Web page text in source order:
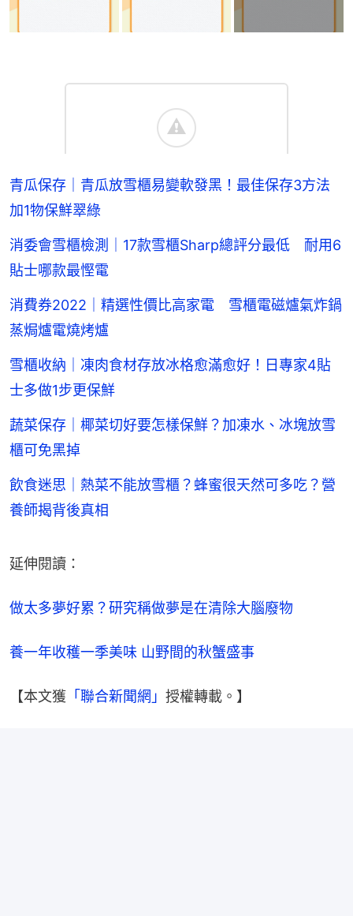
青瓜保存｜青瓜放雪櫃易變軟發黑！最佳保存3方法
加1物保鮮翠綠
消委會雪櫃檢測｜17款雪櫃Sharp總評分最低 耐用6
貼士哪款最慳電
消費券2022｜精選性價比高家電 雪櫃電磁爐氣炸鍋
蒸焗爐電燒烤爐
雪櫃收納｜凍肉食材存放冰格愈滿愈好！日專家4貼
士多做1步更保鮮
蔬菜保存｜椰菜切好要怎樣保鮮？加凍水、冰塊放雪
櫃可免黑掉
飲食迷思｜熱菜不能放雪櫃？蜂蜜很天然可多吃？營
養師揭背後真相
延伸閱讀：
做太多夢好累？研究稱做夢是在清除大腦廢物
養一年收穫一季美味 山野間的秋蟹盛事
【本文獲 「聯合新聞網」 授權轉載。】